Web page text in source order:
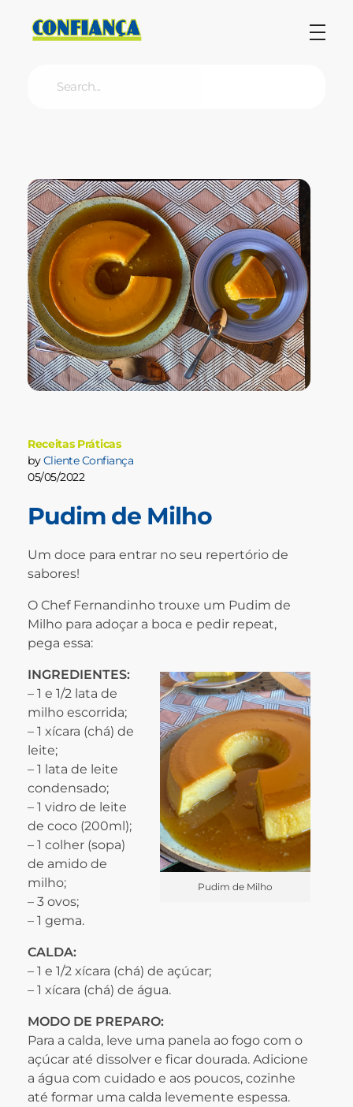
Pudim de Milho
05/05/2022
by Cliente Confiança
Receitas Práticas
Um doce para entrar no seu repertório de
sabores!
O Chef Fernandinho trouxe um Pudim de
Milho para adoçar a boca e pedir repeat,
pega essa:
Pudim de Milho
INGREDIENTES:
– 1 e 1/2 lata de
milho escorrida;
– 1 xícara (chá) de
leite;
– 1 lata de leite
condensado;
– 1 vidro de leite
de coco (200ml);
– 1 colher (sopa)
de amido de
milho;
– 3 ovos;
– 1 gema.
CALDA:
– 1 e 1/2 xícara (chá) de açúcar;
– 1 xícara (chá) de água.
MODO DE PREPARO:
Para a calda, leve uma panela ao fogo com o
açúcar até dissolver e ficar dourada. Adicione
a água com cuidado e aos poucos, cozinhe
até formar uma calda levemente espessa.